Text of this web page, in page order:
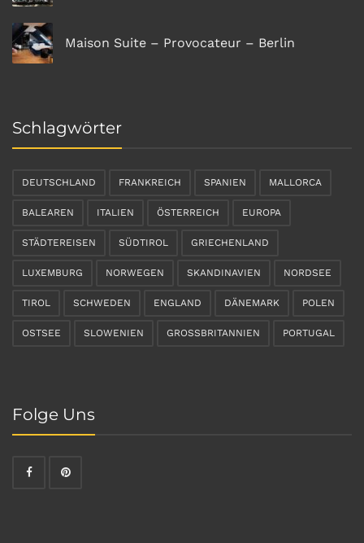
Maison Suite – Provocateur – Berlin
Schlagwörter
DEUTSCHLAND FRANKREICH SPANIEN MALLORCA
BALEAREN ITALIEN ÖSTERREICH EUROPA
STÄDTEREISEN SÜDTIROL GRIECHENLAND
LUXEMBURG NORWEGEN SKANDINAVIEN NORDSEE
TIROL SCHWEDEN ENGLAND DÄNEMARK POLEN
OSTSEE SLOWENIEN GROSSBRITANNIEN PORTUGAL
Folge Uns